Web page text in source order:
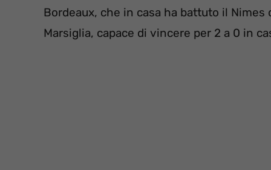
Bordeaux, che in casa ha battuto il
Marsiglia, capace di vincere per 2 a 0 in